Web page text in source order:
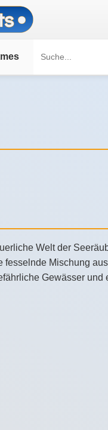
Welt der
Mischung
Gewässer und